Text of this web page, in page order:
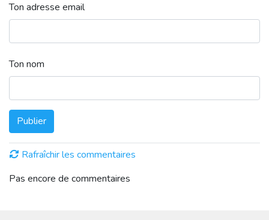
Ton adresse email
Ton nom
Publier
Rafraîchir les commentaires
Pas encore de commentaires